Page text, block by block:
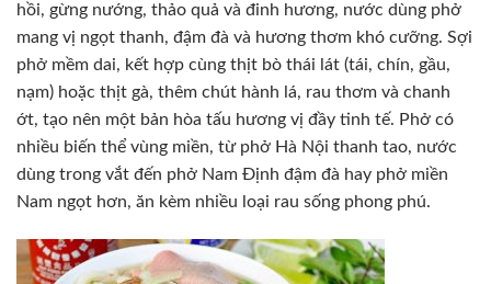
hồi, gừng nướng, thảo quả và đinh hương, nước dùng phở
mang vị ngọt thanh, đậm đà và hương thơm khó cưỡng. Sợi
phở mềm dai, kết hợp cùng thịt bò thái lát (tái, chín, gầu,
nạm) hoặc thịt gà, thêm chút hành lá, rau thơm và chanh
ớt, tạo nên một bản hòa tấu hương vị đầy tinh tế. Phở có
nhiều biến thể vùng miền, từ phở Hà Nội thanh tao, nước
dùng trong vắt đến phở Nam Định đậm đà hay phở miền
Nam ngọt hơn, ăn kèm nhiều loại rau sống phong phú.